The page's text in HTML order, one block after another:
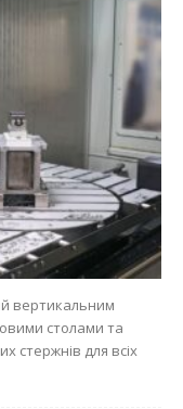
вертикальним
столами та
стержнів для всіх